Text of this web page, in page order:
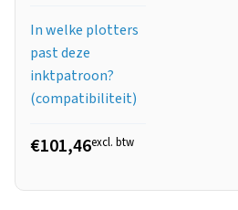
In welke plotters
past deze
inktpatroon?
(compatibiliteit)
€101,46excl. btw